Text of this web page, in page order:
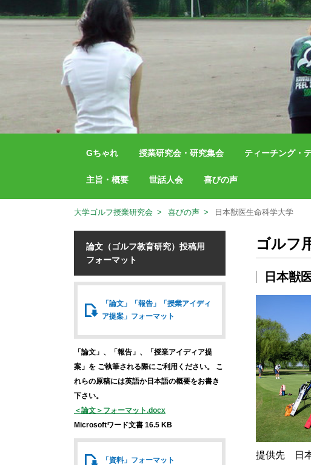
Gちゃれ 授業研究会・研究集会 ティーチング・
主旨・概要 世話人会 喜びの声
大学ゴルフ授業研究会 喜びの声 日本獣医生命科学大学
ゴルフ
日本獣
提供先 日
論文（ゴルフ教育研究）投稿用
フォーマット
「論文」「報告」
「授業アイディ
ア提案」 フォーマット
「論文」、「報告」、「授業アイディア提
案」を ご執筆される際にご利用ください。
こ
れらの原稿には英語か日本語の概要をお書き
下さい。
＜論文＞フォーマット.docx
Microsoftワード文書 16.5 KB
「資料」 フォーマット